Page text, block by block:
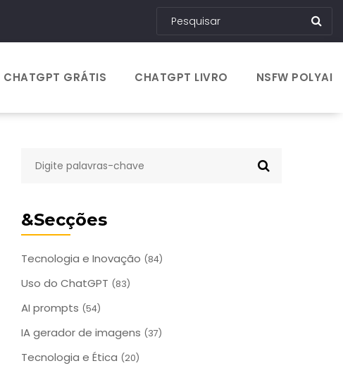
CHATGPT GRÁTIS CHATGPT LIVRO NSFW POLYAI
&Secções
Tecnologia e Inovação (84)
Uso do ChatGPT (83)
AI prompts (54)
IA gerador de imagens (37)
Tecnologia e Ética (20)